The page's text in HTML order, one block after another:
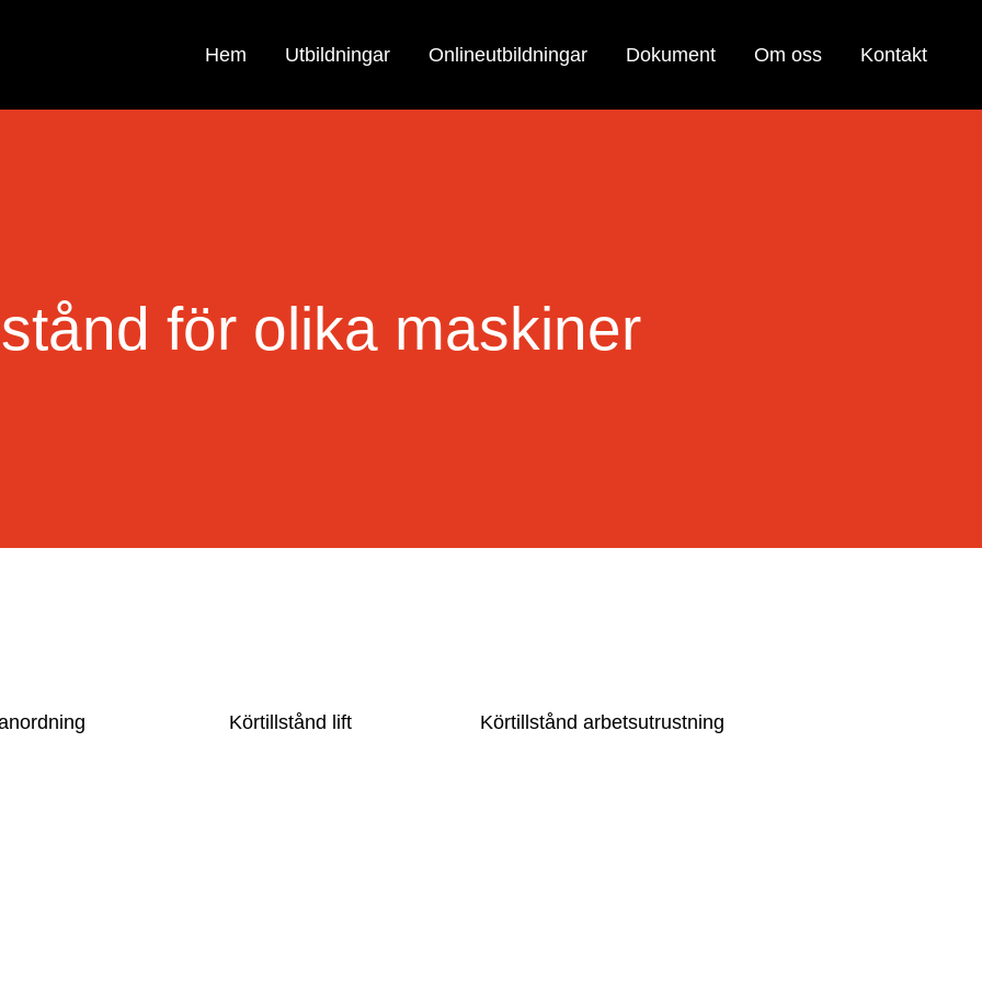
Hem Utbildningar Onlineutbildningar Dokument Om oss Kontakt
för olika maskiner
Körtillstånd lift Körtillstånd arbetsutrustning